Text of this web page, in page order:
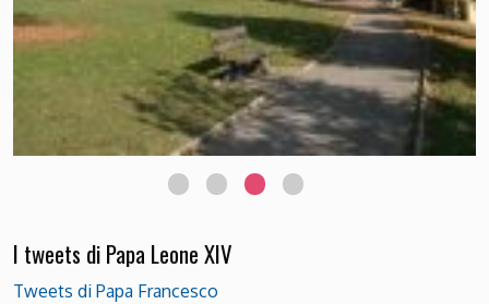
I tweets di Papa Leone XIV
Tweets di Papa Francesco